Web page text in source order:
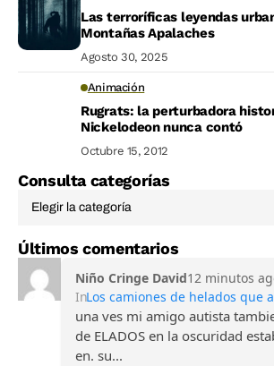
Las terroríficas leyendas
Montañas Apalaches
Agosto 30, 2025
Animación
Rugrats: la perturbadora
Nickelodeon nunca contó
Octubre 15, 2012
Consulta categorías
Últimos comentarios
Niño Cringe David12 minutos
In
una ves mi amigo autista
de ELADOS en la oscuridad
en. su...